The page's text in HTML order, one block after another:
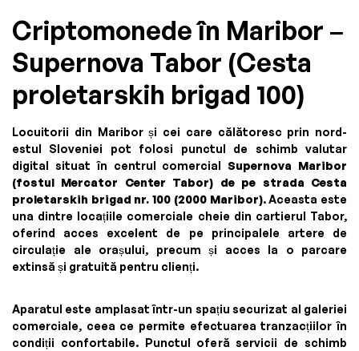
Criptomonede în Maribor –
Supernova Tabor (Cesta
proletarskih brigad 100)
Locuitorii din Maribor și cei care călătoresc prin nord-
estul Sloveniei pot folosi punctul de schimb valutar
digital situat în centrul comercialSupernova Maribor
(fostul Mercator Center Tabor) de pe strada Cesta
proletarskih brigad nr. 100 (2000 Maribor). Aceasta este
una dintre locațiile comerciale cheie din cartierul Tabor,
oferind acces excelent de pe principalele artere de
circulație ale orașului, precum și acces la o parcare
extinsă și gratuită pentru clienți.
Aparatul este amplasat într-un spațiu securizat al galeriei
comerciale, ceea ce permite efectuarea tranzacțiilor în
condiții confortabile. Punctul oferă servicii de schimb